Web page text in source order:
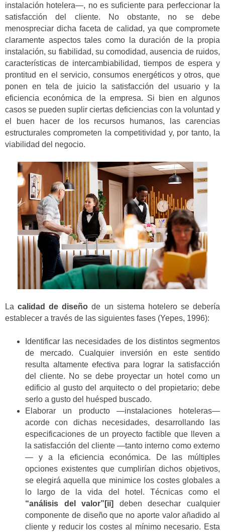
instalación hotelera—, no es suficiente para perfeccionar la
satisfacción del cliente. No obstante, no se debe
menospreciar dicha faceta de calidad, ya que compromete
claramente aspectos tales como la duración de la propia
instalación, su fiabilidad, su comodidad, ausencia de ruidos,
características de intercambiabilidad, tiempos de espera y
prontitud en el servicio, consumos energéticos y otros, que
ponen en tela de juicio la satisfacción del usuario y la
eficiencia económica de la empresa. Si bien en algunos
casos se pueden suplir ciertas deficiencias con la voluntad y
el buen hacer de los recursos humanos, las carencias
estructurales comprometen la competitividad y, por tanto, la
viabilidad del negocio.
Lacalidad de diseño de un sistema hotelero se debería
establecer a través de las siguientes fases (Yepes, 1996):
Identificar las necesidades de los distintos segmentos
de mercado. Cualquier inversión en este sentido
resulta altamente efectiva para lograr la satisfacción
del cliente. No se debe proyectar un hotel como un
edificio al gusto del arquitecto o del propietario; debe
serlo a gusto del huésped buscado.
Elaborar un producto —instalaciones hoteleras—
acorde con dichas necesidades, desarrollando las
especificaciones de un proyecto factible que lleven a
la satisfacción del cliente —tanto interno como externo
— y a la eficiencia económica. De las múltiples
opciones existentes que cumplirían dichos objetivos,
se elegirá aquella que minimice los costes globales a
lo largo de la vida del hotel. Técnicas como el
“análisis del valor”[ii]
deben desechar cualquier
componente de diseño que no aporte valor añadido al
cliente y reducir los costes al mínimo necesario. Esta